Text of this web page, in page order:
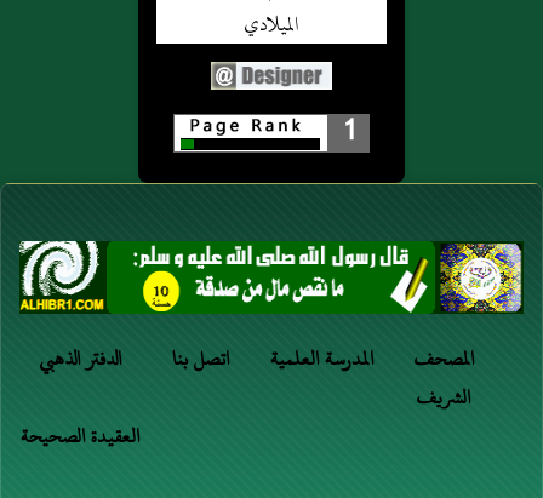
1
الدفتر الذهبي اتصل بنا المدرسة العلمية
المصحف
الشريف
العقيدة الصحيحة